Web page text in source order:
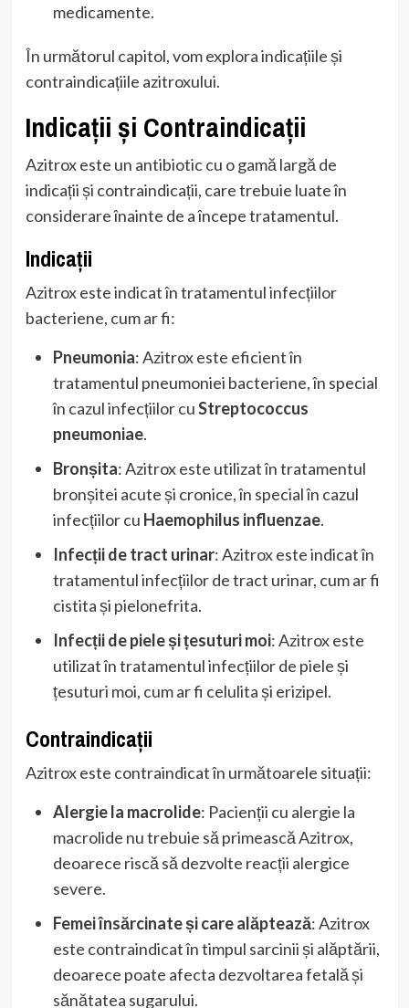
medicamente.
În următorul capitol, vom explora indicațiile și
contraindicațiile azitroxului.
Indicații și Contraindicații
Azitrox este un antibiotic cu o gamă largă de
indicații și contraindicații, care trebuie luate în
considerare înainte de a începe tratamentul.
Indicații
Azitrox este indicat în tratamentul infecțiilor
bacteriene, cum ar fi:
Pneumonia: Azitrox este eficient în
tratamentul pneumoniei bacteriene, în special
în cazul infecțiilor cuStreptococcus
pneumoniae.
Bronșita: Azitrox este utilizat în tratamentul
bronșitei acute și cronice, în special în cazul
infecțiilor cu Haemophilus influenzae.
Infecții de tract urinar: Azitrox este indicat în
tratamentul infecțiilor de tract urinar, cum ar fi
cistita și pielonefrita.
Infecții de piele și țesuturi moi: Azitrox este
utilizat în tratamentul infecțiilor de piele și
țesuturi moi, cum ar fi celulita și erizipel.
Contraindicații
Azitrox este contraindicat în următoarele situații:
Alergie la macrolide: Pacienții cu alergie la
macrolide nu trebuie să primească Azitrox,
deoarece riscă să dezvolte reacții alergice
severe.
Femei însărcinate și care alăptează: Azitrox
este contraindicat în timpul sarcinii și alăptării,
deoarece poate afecta dezvoltarea fetală și
sănătatea sugarului.